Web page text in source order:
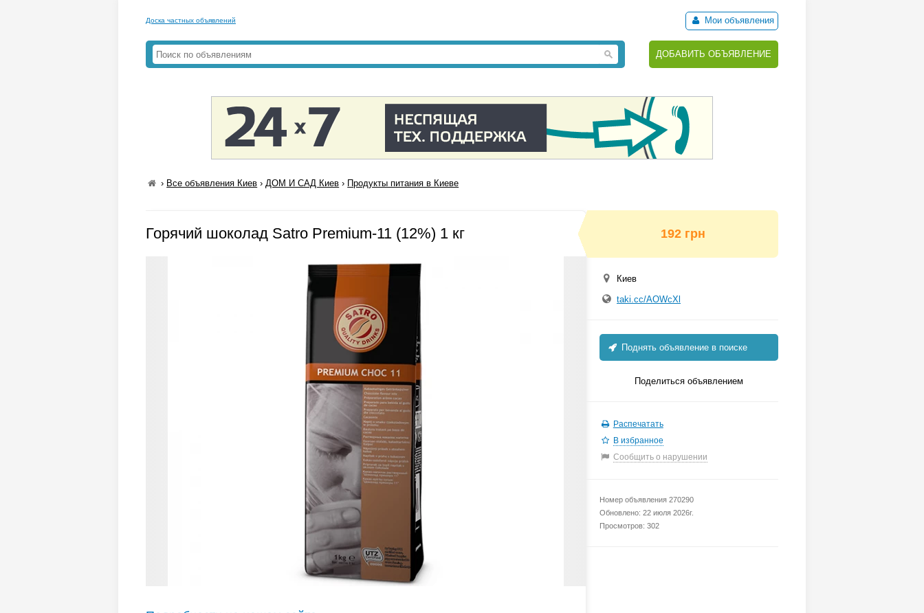
Доска частных объявлений Мои объявления
ДОБАВИТЬ ОБЪЯВЛЕНИЕ
› Все объявления Киев ›ДОМ И САД Киев › Продукты питания в Киеве
Горячий шоколад Satro Premium-11 (12%) 1 кг 192 грн
Киев
taki.cc/AOWcXl
Поднять объявление в поиске
Поделиться объявлением
Распечатать
В избранное
Сообщить о нарушении
Номер объявления 270290
Обновлено: 22 июля 2026г.
Просмотров: 302